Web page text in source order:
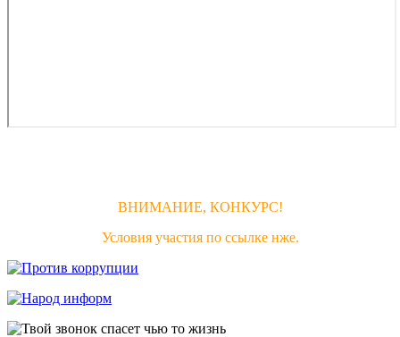
ВНИМАНИЕ, КОНКУРС!
Условия участия по ссылке нже.